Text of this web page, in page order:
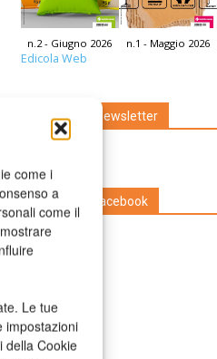
come i
a
come il
Le tue
impostazioni
della Cookie
n.2 - Giugno 2026 n.1 - Maggio 2026
Edicola Web
Iscriviti alla newsletter
Seguici su Facebook